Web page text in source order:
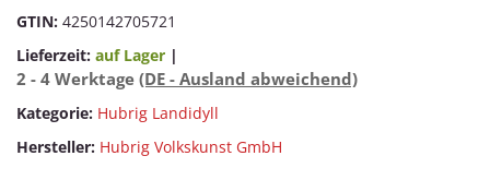
GTIN: 4250142705721
Lieferzeit: auf Lager |
2 - 4 Werktage (DE - Ausland abweichend)
Kategorie: Hubrig Landidyll
Hersteller: Hubrig Volkskunst GmbH